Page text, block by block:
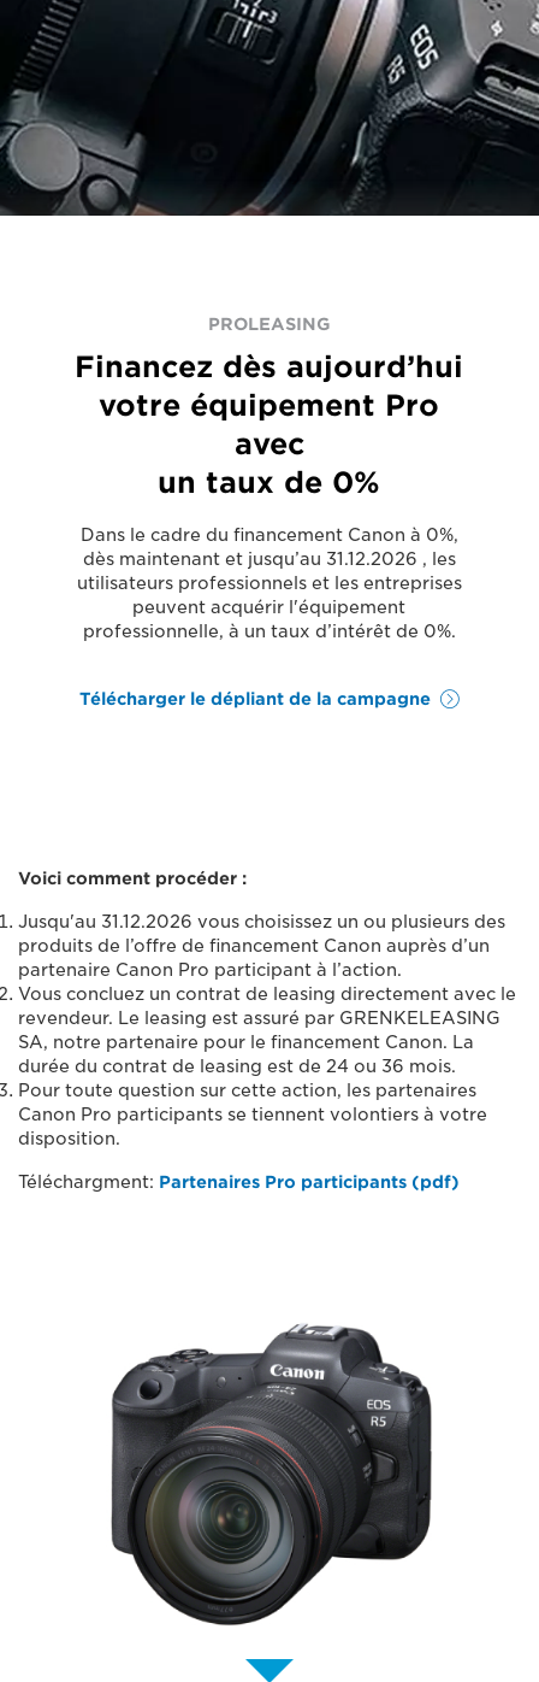
PROLEASING
Financez dès aujourd’hui
votre équipement Pro
avec
un taux de 0%
Dans le cadre du financement Canon à 0%,
dès maintenant et jusqu’au 31.12.2026 , les
utilisateurs professionnels et les entreprises
peuvent acquérir l'équipement
professionnelle, à un taux d’intérêt de 0%.
Télécharger le dépliant de la campagne
Voici comment procéder :
Jusqu'au 31.12.2026 vous choisissez un ou plusieurs des
produits de l’offre de financement Canon auprès d’un
partenaire Canon Pro participant à l’action.
Vous concluez un contrat de leasing directement avec le
revendeur. Le leasing est assuré par GRENKELEASING
SA, notre partenaire pour le financement Canon. La
durée du contrat de leasing est de 24 ou 36 mois.
Pour toute question sur cette action, les partenaires
Canon Pro participants se tiennent volontiers à votre
disposition.
Téléchargment: Partenaires Pro participants (pdf)